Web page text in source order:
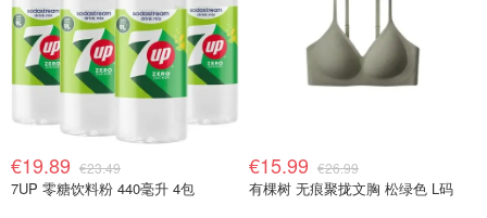
€19.89 €23.49
7UP 零糖饮料粉 440毫升 4包
€15.99 €26.99
有棵树 无痕聚拢文胸 松绿色 L码